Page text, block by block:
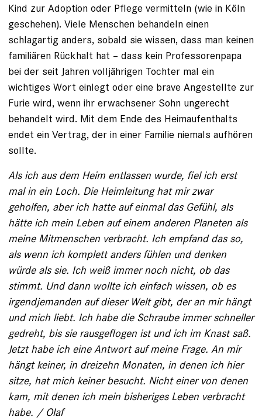
Kind zur Adoption oder Pflege vermitteln (wie in Köln
geschehen). Viele Menschen behandeln einen
schlagartig anders, sobald sie wissen, dass man keinen
familiären Rückhalt hat – dass kein Professorenpapa
bei der seit Jahren volljährigen Tochter mal ein
wichtiges Wort einlegt oder eine brave Angestellte zur
Furie wird, wenn ihr erwachsener Sohn ungerecht
behandelt wird. Mit dem Ende des Heimaufenthalts
endet ein Vertrag, der in einer Familie niemals aufhören
sollte.
Als ich aus dem Heim entlassen wurde, fiel ich erst
mal in ein Loch. Die Heimleitung hat mir zwar
geholfen, aber ich hatte auf einmal das Gefühl, als
hätte ich mein Leben auf einem anderen Planeten als
meine Mitmenschen verbracht. Ich empfand das so,
als wenn ich komplett anders fühlen und denken
würde als sie. Ich weiß immer noch nicht, ob das
stimmt. Und dann wollte ich einfach wissen, ob es
irgendjemanden auf dieser Welt gibt, der an mir hängt
und mich liebt. Ich habe die Schraube immer schneller
gedreht, bis sie rausgeflogen ist und ich im Knast saß.
Jetzt habe ich eine Antwort auf meine Frage. An mir
hängt keiner, in dreizehn Monaten, in denen ich hier
sitze, hat mich keiner besucht. Nicht einer von denen
kam, mit denen ich mein bisheriges Leben verbracht
habe. / Olaf